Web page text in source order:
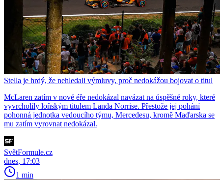
Stella je hrdý, že nehledali výmluvy, proč nedokážou bojovat o titul
McLaren zatím v nové éře nedokázal navázat na úspěšné roky, které
vyvrcholily loňským titulem Landa Norrise. Přestože jej pohání
pohonná jednotka vedoucího týmu, Mercedesu, kromě Maďarska se
mu zatím vyrovnat nedokázal.
SvětFormule.cz
dnes, 17:03
1 min